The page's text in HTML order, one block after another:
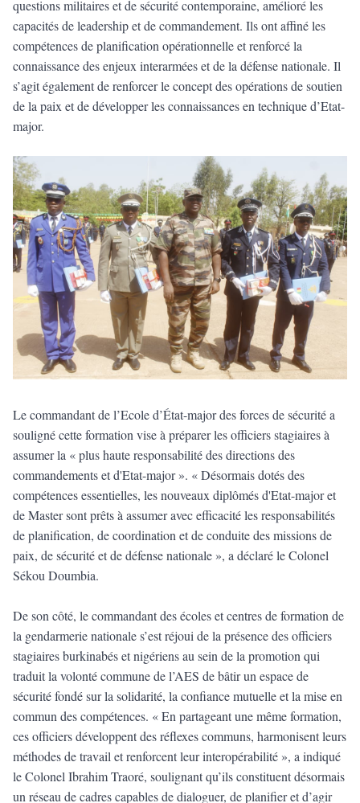
questions militaires et de sécurité contemporaine, amélioré les
capacités de leadership et de commandement. Ils ont affiné les
compétences de planification opérationnelle et renforcé la
connaissance des enjeux interarmées et de la défense nationale. Il
s’agit également de renforcer le concept des opérations de soutien
de la paix et de développer les connaissances en technique d’Etat-
major.
Le commandant de l’Ecole d’État-major des forces de sécurité a
souligné cette formation vise à préparer les officiers stagiaires à
assumer la « plus haute responsabilité des directions des
commandements et d'Etat-major ». « Désormais dotés des
compétences essentielles, les nouveaux diplômés d'Etat-major et
de Master sont prêts à assumer avec efficacité les responsabilités
de planification, de coordination et de conduite des missions de
paix, de sécurité et de défense nationale », a déclaré le Colonel
Sékou Doumbia.
De son côté, le commandant des écoles et centres de formation de
la gendarmerie nationale s’est réjoui de la présence des officiers
stagiaires burkinabés et nigériens au sein de la promotion qui
traduit la volonté commune de l’AES de bâtir un espace de
sécurité fondé sur la solidarité, la confiance mutuelle et la mise en
commun des compétences. « En partageant une même formation,
ces officiers développent des réflexes communs, harmonisent leurs
méthodes de travail et renforcent leur interopérabilité », a indiqué
le Colonel Ibrahim Traoré, soulignant qu’ils constituent désormais
un réseau de cadres capables de dialoguer, de planifier et d’agir